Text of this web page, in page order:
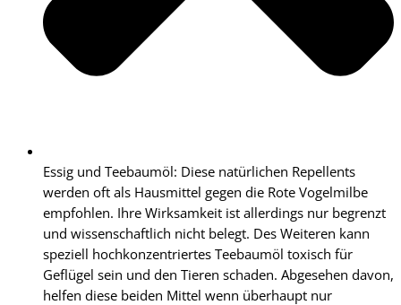
Essig und Teebaumöl: Diese natürlichen Repellents
werden oft als Hausmittel gegen die Rote Vogelmilbe
empfohlen. Ihre Wirksamkeit ist allerdings nur begrenzt
und wissenschaftlich nicht belegt. Des Weiteren kann
speziell hochkonzentriertes Teebaumöl toxisch für
Geflügel sein und den Tieren schaden. Abgesehen davon,
helfen diese beiden Mittel wenn überhaupt nur